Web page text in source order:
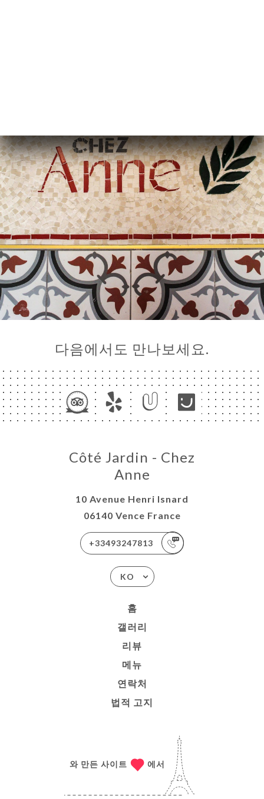
다음에서도 만나보세요.
Côté Jardin - Chez
Anne
10 Avenue Henri Isnard
06140 Vence France
+33493247813
KO
홈
갤러리
리뷰
메뉴
연락처
법적 고지
와 만든 사이트 에서